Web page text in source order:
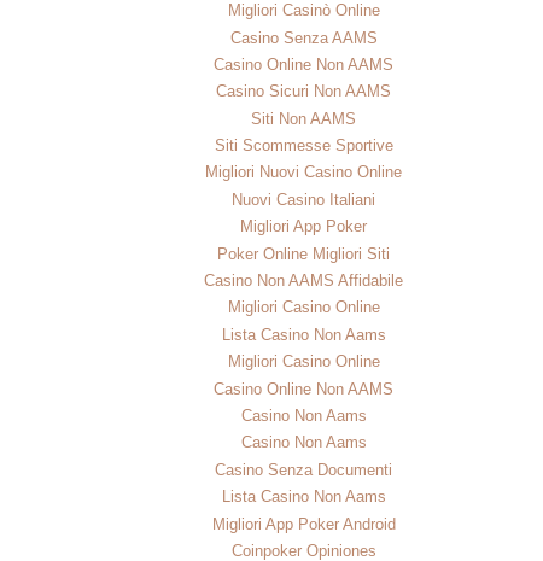
Migliori Casinò Online
Casino Senza AAMS
Casino Online Non AAMS
Casino Sicuri Non AAMS
Siti Non AAMS
Siti Scommesse Sportive
Migliori Nuovi Casino Online
Nuovi Casino Italiani
Migliori App Poker
Poker Online Migliori Siti
Casino Non AAMS Affidabile
Migliori Casino Online
Lista Casino Non Aams
Migliori Casino Online
Casino Online Non AAMS
Casino Non Aams
Casino Non Aams
Casino Senza Documenti
Lista Casino Non Aams
Migliori App Poker Android
Coinpoker Opiniones